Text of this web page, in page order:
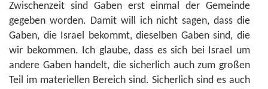
Zwischenzeit sind Gaben erst einmal der Gemeinde
gegeben worden. Damit will ich nicht sagen, dass die
Gaben, die Israel bekommt, dieselben Gaben sind, die
wir bekommen. Ich glaube, dass es sich bei Israel um
andere Gaben handelt, die sicherlich auch zum großen
Teil im materiellen Bereich sind. Sicherlich sind es auch